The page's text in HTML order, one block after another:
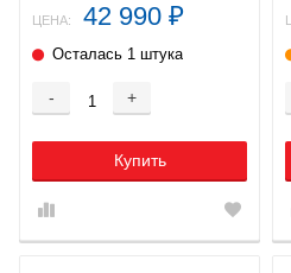
ЦЕНА: 42 990 ₽
Осталась 1 штука
- +
Купить